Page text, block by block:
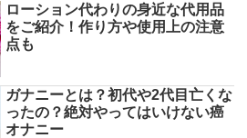
ローション代わりの身近な代用品
をご紹介！作り方や使用上の注意
点も
ガナニーとは？初代や2代目亡くな
ったの？絶対やってはいけない癌
オナニー